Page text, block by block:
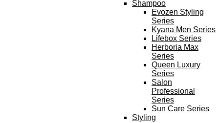
Shampoo
Evozen Styling
Series
Kyana Men Series
Lifebox Series
Herboria Max
Series
Queen Luxury
Series
Salon
Professional
Series
Sun Care Series
Styling